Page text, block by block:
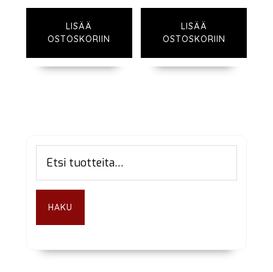
LISÄÄ
OSTOSKORIIN
LISÄÄ
OSTOSKORIIN
Ensisijainen
sivupalkki
HAKU